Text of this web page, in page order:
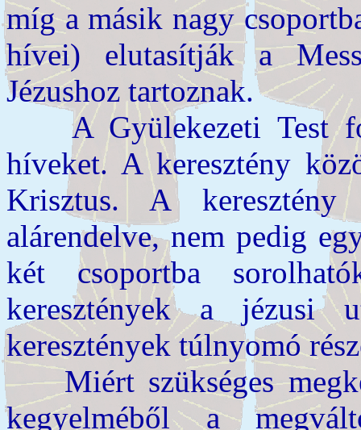
míg a másik nagy
hívei) elutasítják a
Jézushoz tartoz­nak.
A Gyülekezeti Test
híveket. A keresztény
Krisztus. A keresztény
alárendelve, nem pedig
két csoportba
keresztények a jézusi
keresztények túlnyomó
Miért szükséges
kegyelméből a